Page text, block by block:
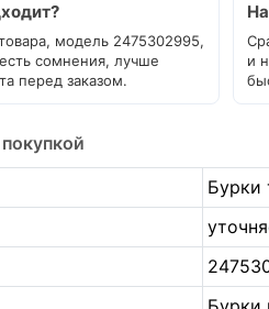
модель 2475302995,
сомнения, лучше
перед заказом.
и
Бурки